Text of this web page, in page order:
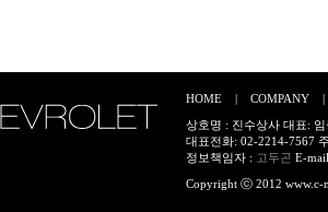
HOME | COMPANY |
상호명 : 진수상사 대표:
대표전화: 02-2214-7567
정보책임자 : 고두곤 E-
Copyright ⓒ 2012 www.c-